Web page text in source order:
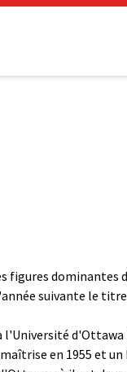
figures dominantes
suivante le
l'Université d'Ottawa
en 1955 et un